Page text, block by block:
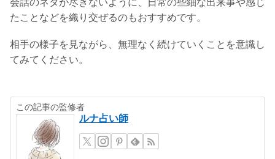
会話のネタが尽きないように、日常の些細な出来事や感じ
たことなどを織り交ぜるのもおすすめです。
相手の様子を見ながら、無理なく続けていくことを意識し
てみてください。
この記事の監修者
ルナ占い師